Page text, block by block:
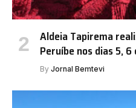
Aldeia Tapirema
Peruíbe nos dias 5,
By Jornal Bemtevi